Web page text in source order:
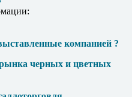
компанией ?
черных и цветных